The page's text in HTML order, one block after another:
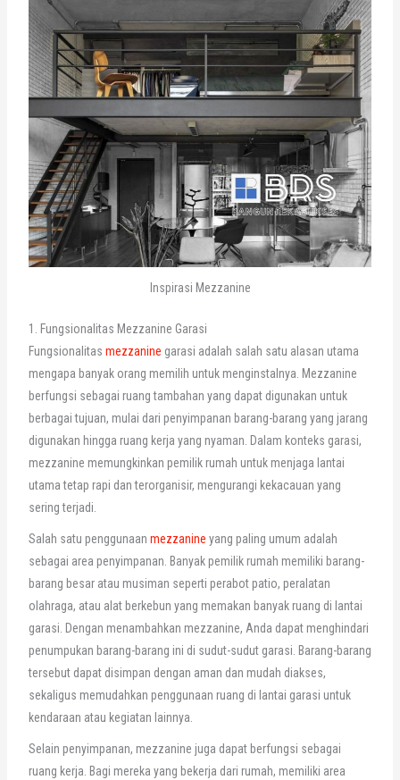
Inspirasi Mezzanine
1. Fungsionalitas Mezzanine Garasi
Fungsionalitas mezzanine garasi adalah salah satu alasan utama
mengapa banyak orang memilih untuk menginstalnya. Mezzanine
berfungsi sebagai ruang tambahan yang dapat digunakan untuk
berbagai tujuan, mulai dari penyimpanan barang-barang yang jarang
digunakan hingga ruang kerja yang nyaman. Dalam konteks garasi,
mezzanine memungkinkan pemilik rumah untuk menjaga lantai
utama tetap rapi dan terorganisir, mengurangi kekacauan yang
sering terjadi.
Salah satu penggunaan mezzanine yang paling umum adalah
sebagai area penyimpanan. Banyak pemilik rumah memiliki barang-
barang besar atau musiman seperti perabot patio, peralatan
olahraga, atau alat berkebun yang memakan banyak ruang di lantai
garasi. Dengan menambahkan mezzanine, Anda dapat menghindari
penumpukan barang-barang ini di sudut-sudut garasi. Barang-barang
tersebut dapat disimpan dengan aman dan mudah diakses,
sekaligus memudahkan penggunaan ruang di lantai garasi untuk
kendaraan atau kegiatan lainnya.
Selain penyimpanan, mezzanine juga dapat berfungsi sebagai
ruang kerja. Bagi mereka yang bekerja dari rumah, memiliki area